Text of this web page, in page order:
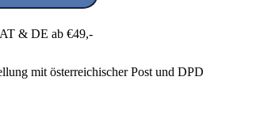
& DE ab €49,-
mit österreichischer Post und DPD